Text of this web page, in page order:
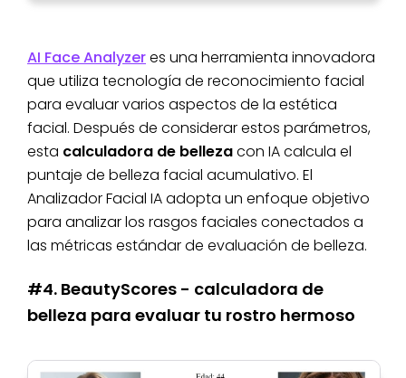
AI Face Analyzeres una herramienta innovadora
que utiliza tecnología de reconocimiento facial
para evaluar varios aspectos de la estética
facial. Después de considerar estos parámetros,
esta calculadora de bellezacon IA calcula el
puntaje de belleza facial acumulativo. El
Analizador Facial IA adopta un enfoque objetivo
para analizar los rasgos faciales conectados a
las métricas estándar de evaluación de belleza.
#4. BeautyScores - calculadora de
belleza para evaluar tu rostro hermoso